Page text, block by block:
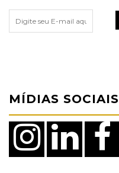
MÍDIAS SOCIAIS